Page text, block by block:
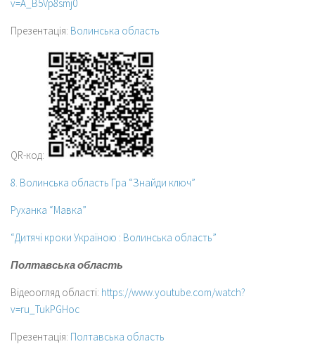
v=A_B5Vp8smj0
Презентація: Волинська область
QR-код:
8. Волинська область Гра “Знайди ключ”
Руханка “Мавка”
“Дитячі кроки Україною : Волинська область”
Полтавська область
Відеоогляд області: https://www.youtube.com/watch?
v=ru_TukPGHoc
Презентація: Полтавська область